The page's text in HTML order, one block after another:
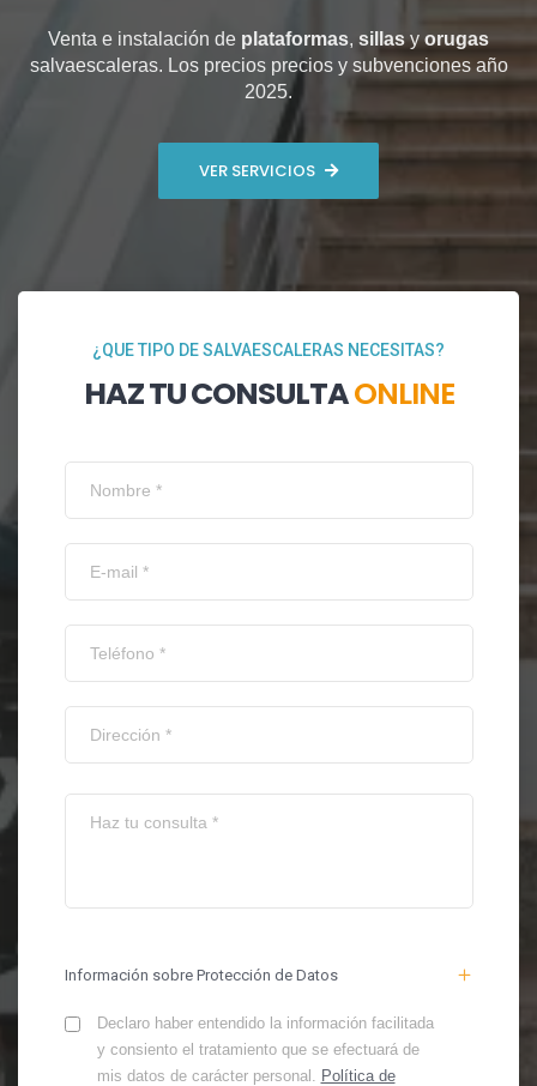
Venta e instalación de plataformas, sillasy orugas
salvaescaleras. Los precios precios y subvenciones año
2025.
VER SERVICIOS
¿QUE TIPO DE SALVAESCALERAS NECESITAS?
HAZ TU CONSULTAONLINE
Información sobre Protección de Datos
Declaro haber entendido la información facilitada
y consiento el tratamiento que se efectuará de
mis datos de carácter personal. Política de